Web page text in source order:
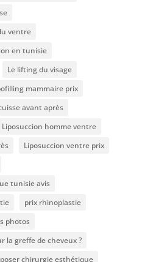
ventre​
en tunisie
Le lifting du visage
mammaire prix
avant après
Liposuccion homme ventre
Liposuccion ventre prix
tunisie avis
prix rhinoplastie
photos
la greffe de cheveux ?
chirurgie esthétique